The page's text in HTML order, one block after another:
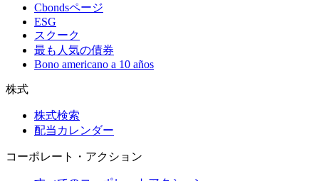
Cbondsページ
ESG
スクーク
最も人気の債券
Bono americano a 10 años
株式
株式検索
配当カレンダー
コーポレート・アクション